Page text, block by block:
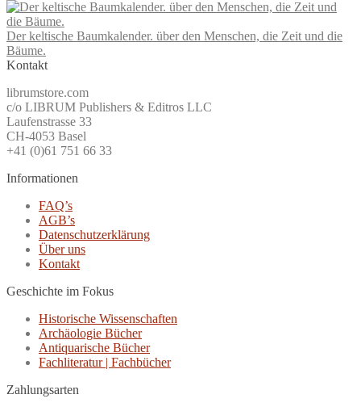
Der keltische Baumkalender. über den Menschen, die Zeit und die
Bäume.
Kontakt
librumstore.com
c/o LIBRUM Publishers & Editros LLC
Laufenstrasse 33
CH-4053 Basel
+41 (0)61 751 66 33
Informationen
FAQ’s
AGB’s
Datenschutzerklärung
Über uns
Kontakt
Geschichte im Fokus
Historische Wissenschaften
Archäologie Bücher
Antiquarische Bücher
Fachliteratur | Fachbücher
Zahlungsarten